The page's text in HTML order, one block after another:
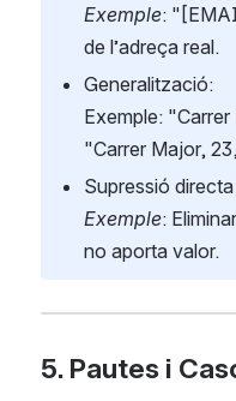
Exemple:
de l’adreça real.
Generalització:
Exemple:
"Carrer Major,
Supressió
Exemple:
no aporta valor.
5. Pautes i